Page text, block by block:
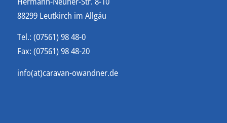
88299 Leutkirch im Allgäu
Tel.: (07561) 98 48-0
Fax: (07561) 98 48-20
info(at)caravan-owandner.de